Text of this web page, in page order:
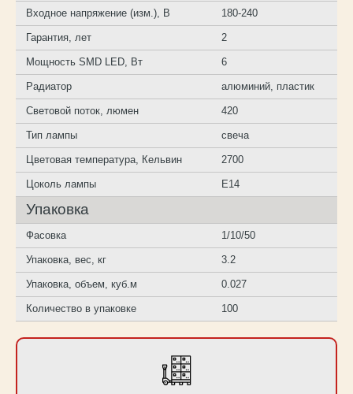
Входное напряжение (изм.), B 180-240
Гарантия, лет 2
Мощность SMD LED, Вт 6
Радиатор алюминий, пластик
Световой поток, люмен 420
Тип лампы свеча
Цветовая температура, Кельвин 2700
Цоколь лампы E14
Упаковка
Фасовка 1/10/50
Упаковка, вес, кг 3.2
Упаковка, объем, куб.м 0.027
Количество в упаковке 100